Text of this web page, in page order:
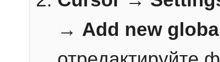
→ Add new